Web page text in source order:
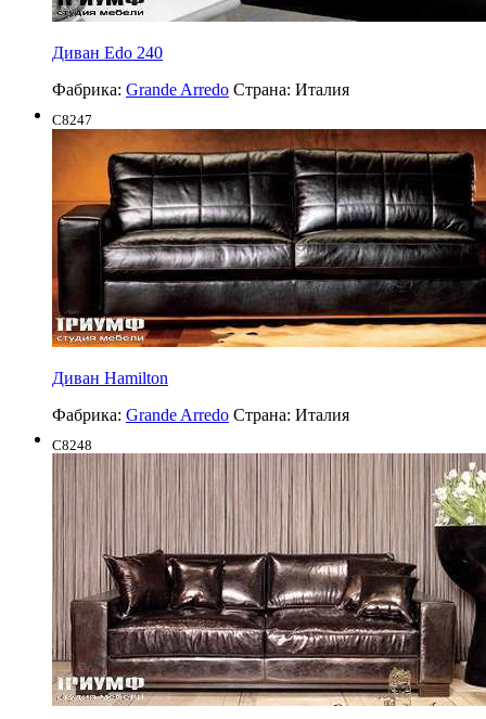
Диван Edo 240
Фабрика: Grande Arredo Страна: Италия
C8247
Диван Hamilton
Фабрика: Grande Arredo Страна: Италия
C8248